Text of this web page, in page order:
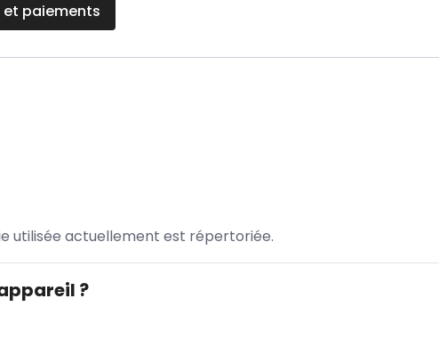
et paiements
utilisée actuellement est répertoriée.
?